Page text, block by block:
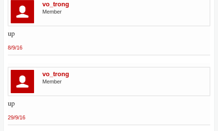
vo_trong
Member
up
8/9/16
vo_trong
Member
up
29/9/16